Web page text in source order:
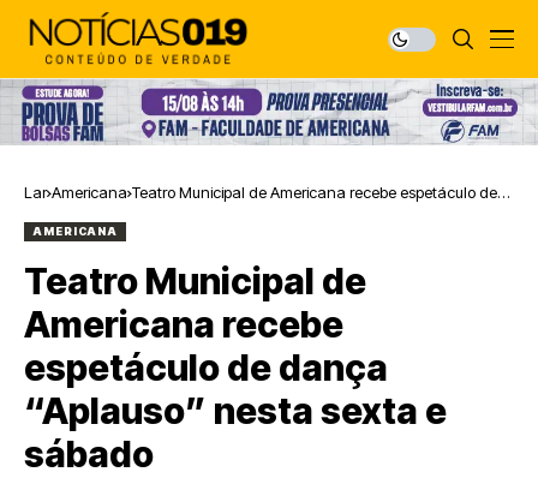
Lar Americana Teatro Municipal de Americana recebe espetáculo de
AMERICANA
Teatro Municipal de
Americana recebe
espetáculo de dança
“Aplauso” nesta sexta e
sábado